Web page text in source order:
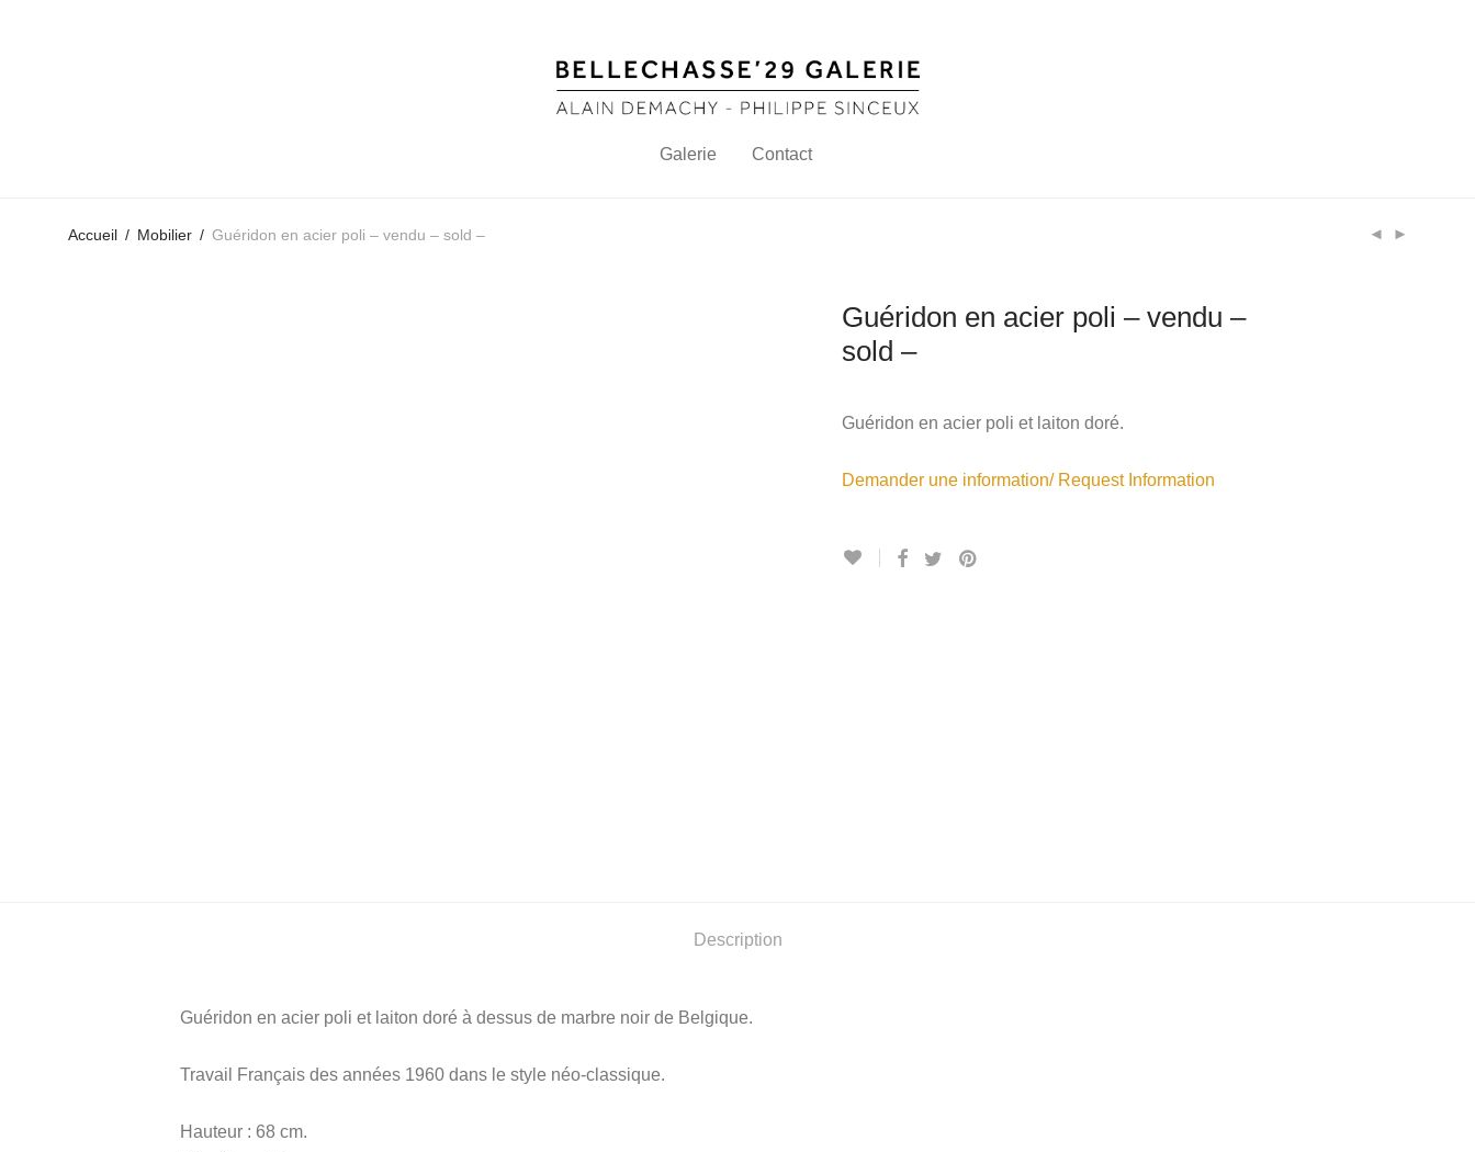
Galerie Contact
Accueil / Mobilier / Guéridon en acier poli – vendu – sold –
Guéridon en acier poli – vendu –
sold –
Guéridon en acier poli et laiton doré.
Demander une information/ Request Information
Description
Guéridon en acier poli et laiton doré à dessus de marbre noir de Belgique.
Travail Français des années 1960 dans le style néo-classique.
Hauteur : 68 cm.